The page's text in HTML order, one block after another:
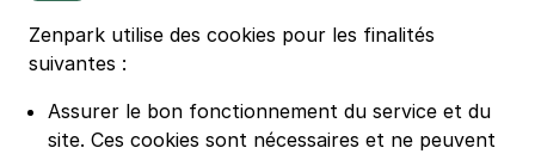
consommation de 20%
#SeDéplacerMoinsPolluer
Zenpark utilise des cookies pour les finalités
suivantes :
Assurer le bon fonctionnement du service et du
site. Ces cookies sont nécessaires et ne peuvent